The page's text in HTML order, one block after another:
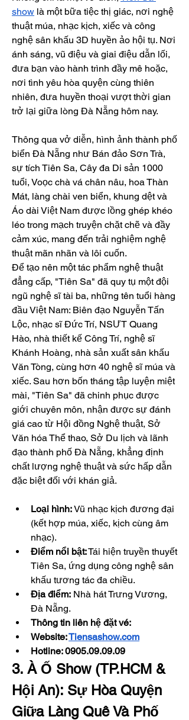
show là một bữa tiệc thị giác, nơi nghệ
thuật múa, nhạc kịch, xiếc và công
nghệ sân khấu 3D huyền ảo hội tụ. Nơi
ánh sáng, vũ điệu và giai điệu dẫn lối,
đưa bạn vào hành trình đầy mê hoặc,
nơi tình yêu hòa quyện cùng thiên
nhiên, đưa huyền thoại vượt thời gian
trở lại giữa lòng Đà Nẵng hôm nay.
Thông qua vở diễn, hình ảnh thành phố
biển Đà Nẵng như Bán đảo Sơn Trà,
sự tích Tiên Sa, Cây đa Di sản 1000
tuổi, Voọc chà vá chân nâu, hoa Thàn
Mát, làng chài ven biển, khung dệt và
Áo dài Việt Nam được lồng ghép khéo
léo trong mạch truyện chặt chẽ và đầy
cảm xúc, mang đến trải nghiệm nghệ
thuật mãn nhãn và lôi cuốn.
Để tạo nên một tác phẩm nghệ thuật
đẳng cấp, "Tiên Sa" đã quy tụ một đội
ngũ nghệ sĩ tài ba, những tên tuổi hàng
đầu Việt Nam: Biên đạo Nguyễn Tấn
Lộc, nhạc sĩ Đức Trí, NSƯT Quang
Hào, nhà thiết kế Công Trí, nghệ sĩ
Khánh Hoàng, nhà sản xuất sân khấu
Văn Tòng, cùng hơn 40 nghệ sĩ múa và
xiếc. Sau hơn bốn tháng tập luyện miệt
mài, "Tiên Sa" đã chinh phục được
giới chuyên môn, nhận được sự đánh
giá cao từ Hội đồng Nghệ thuật, Sở
Văn hóa Thể thao, Sở Du lịch và lãnh
đạo thành phố Đà Nẵng, khẳng định
chất lượng nghệ thuật và sức hấp dẫn
đặc biệt đối với khán giả.
Loại hình: Vũ nhạc kịch đương đại
(kết hợp múa, xiếc, kịch cùng âm
nhạc).
Điểm nổi bật: Tái hiện truyền thuyết
Tiên Sa, ứng dụng công nghệ sân
khấu tương tác đa chiều.
Địa điểm: Nhà hát Trưng Vương,
Đà Nẵng.
Thông tin liên hệ đặt vé:
Website: Tiensashow.com
Hotline: 0905.09.09.09
3. À Ố Show (TP.HCM &
Hội An): Sự Hòa Quyện
Giữa Làng Quê Và Phố